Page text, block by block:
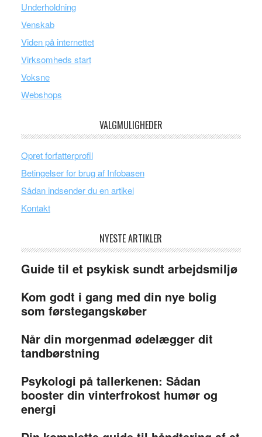
Underholdning
Venskab
Viden på internettet
Virksomheds start
Voksne
Webshops
VALGMULIGHEDER
Opret forfatterprofil
Betingelser for brug af Infobasen
Sådan indsender du en artikel
Kontakt
NYESTE ARTIKLER
Guide til et psykisk sundt arbejdsmiljø
Kom godt i gang med din nye bolig
som førstegangskøber
Når din morgenmad ødelægger dit
tandbørstning
Psykologi på tallerkenen: Sådan
booster din vinterfrokost humør og
energi